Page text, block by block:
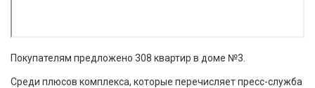
Покупателям предложено 308 квартир в доме №3.
Среди плюсов комплекса, которые перечисляет пресс-служба